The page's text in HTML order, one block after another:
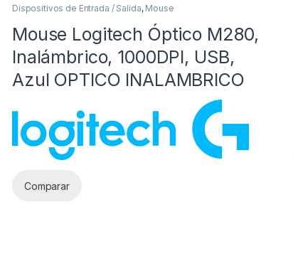
Dispositivos de Entrada / Salida, Mouse
Mouse Logitech Óptico M280,
Inalámbrico, 1000DPI, USB,
Azul OPTICO INALAMBRICO
Comparar